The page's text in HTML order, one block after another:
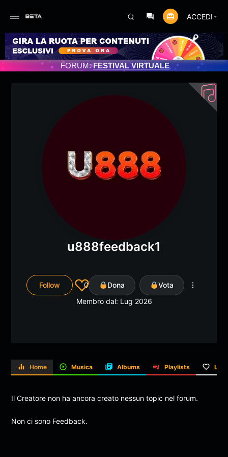
ACCEDI
PROGRAMMATO 3/07/2025
FORUM:FESTIVAL VIRTUALE
u888feedback1
Follow 0 Dona
Vota
Membro dal: Lug 2026
Home Musica Albums Playlists
Il Creatore non ha ancora creato nessun topic nel forum.
Non ci sono Feedback.